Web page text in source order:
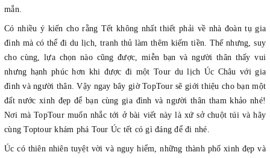
mắn.
Có nhiều ý kiến cho rằng Tết không nhất thiết phải về nhà đoàn tụ gia
đình mà có thể đi du lịch, tranh thủ làm thêm kiếm tiền. Thế nhưng, suy
cho cùng, lựa chọn nào cũng được, miễn bạn và người thân thấy vui
nhưng hạnh phúc hơn khi được đi một Tour du lịch Úc Châu với gia
đình vàngười thân. Vậy ngay bây giờ TopTour sẽ giới thiệu cho bạn một
đất nước xinh đẹp để bạn cùng gia đình và người thân tham khảo nhé!
Nơi mà TopTour muốn nhắc tới ở bài viết này là xứ sở chuột túivà hãy
cùng Toptour khám phá Tour Úc tết có gì đáng để đi nhé.
Úc có thiên nhiên tuyệt vời và nguy hiểm, những thành phố xinh đẹp và